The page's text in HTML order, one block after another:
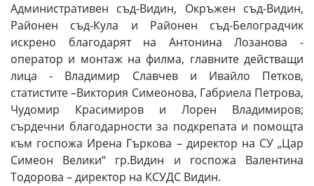
Административен съд-Видин, Окръжен съд-Видин,
Районен съд-Кула и Районен съд-Белоградчик
искрено благодарят на Антонина Лозанова -
оператор и монтаж на филма, главните действащи
лица - Владимир Славчев и Ивайло Петков,
статистите –Виктория Симеонова, Габриела Петрова,
Чудомир Красимиров и Лорен Владимиров;
сърдечни благодарности за подкрепата и помощта
към госпожа Ирена Гъркова – директор на СУ „Цар
Симеон Велики“ гр.Видин и госпожа Валентина
Тодорова – директор на КСУДС Видин.